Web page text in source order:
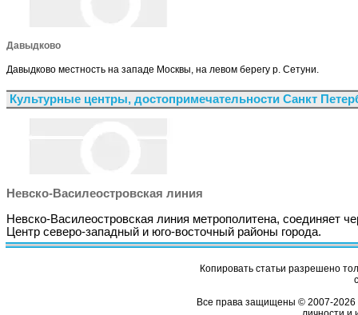
Давыдково
Давыдково местность на западе Москвы, на левом берегу р. Сетуни.
Культурные центры, достопримечательности Санкт
Невско-Василеостровская линия
Невско-Василеостровская линия метрополитена, соединяет
Центр северо-западный и юго-восточный районы города.
Копировать статьи разрешено
Все права защищены © 2007-2026